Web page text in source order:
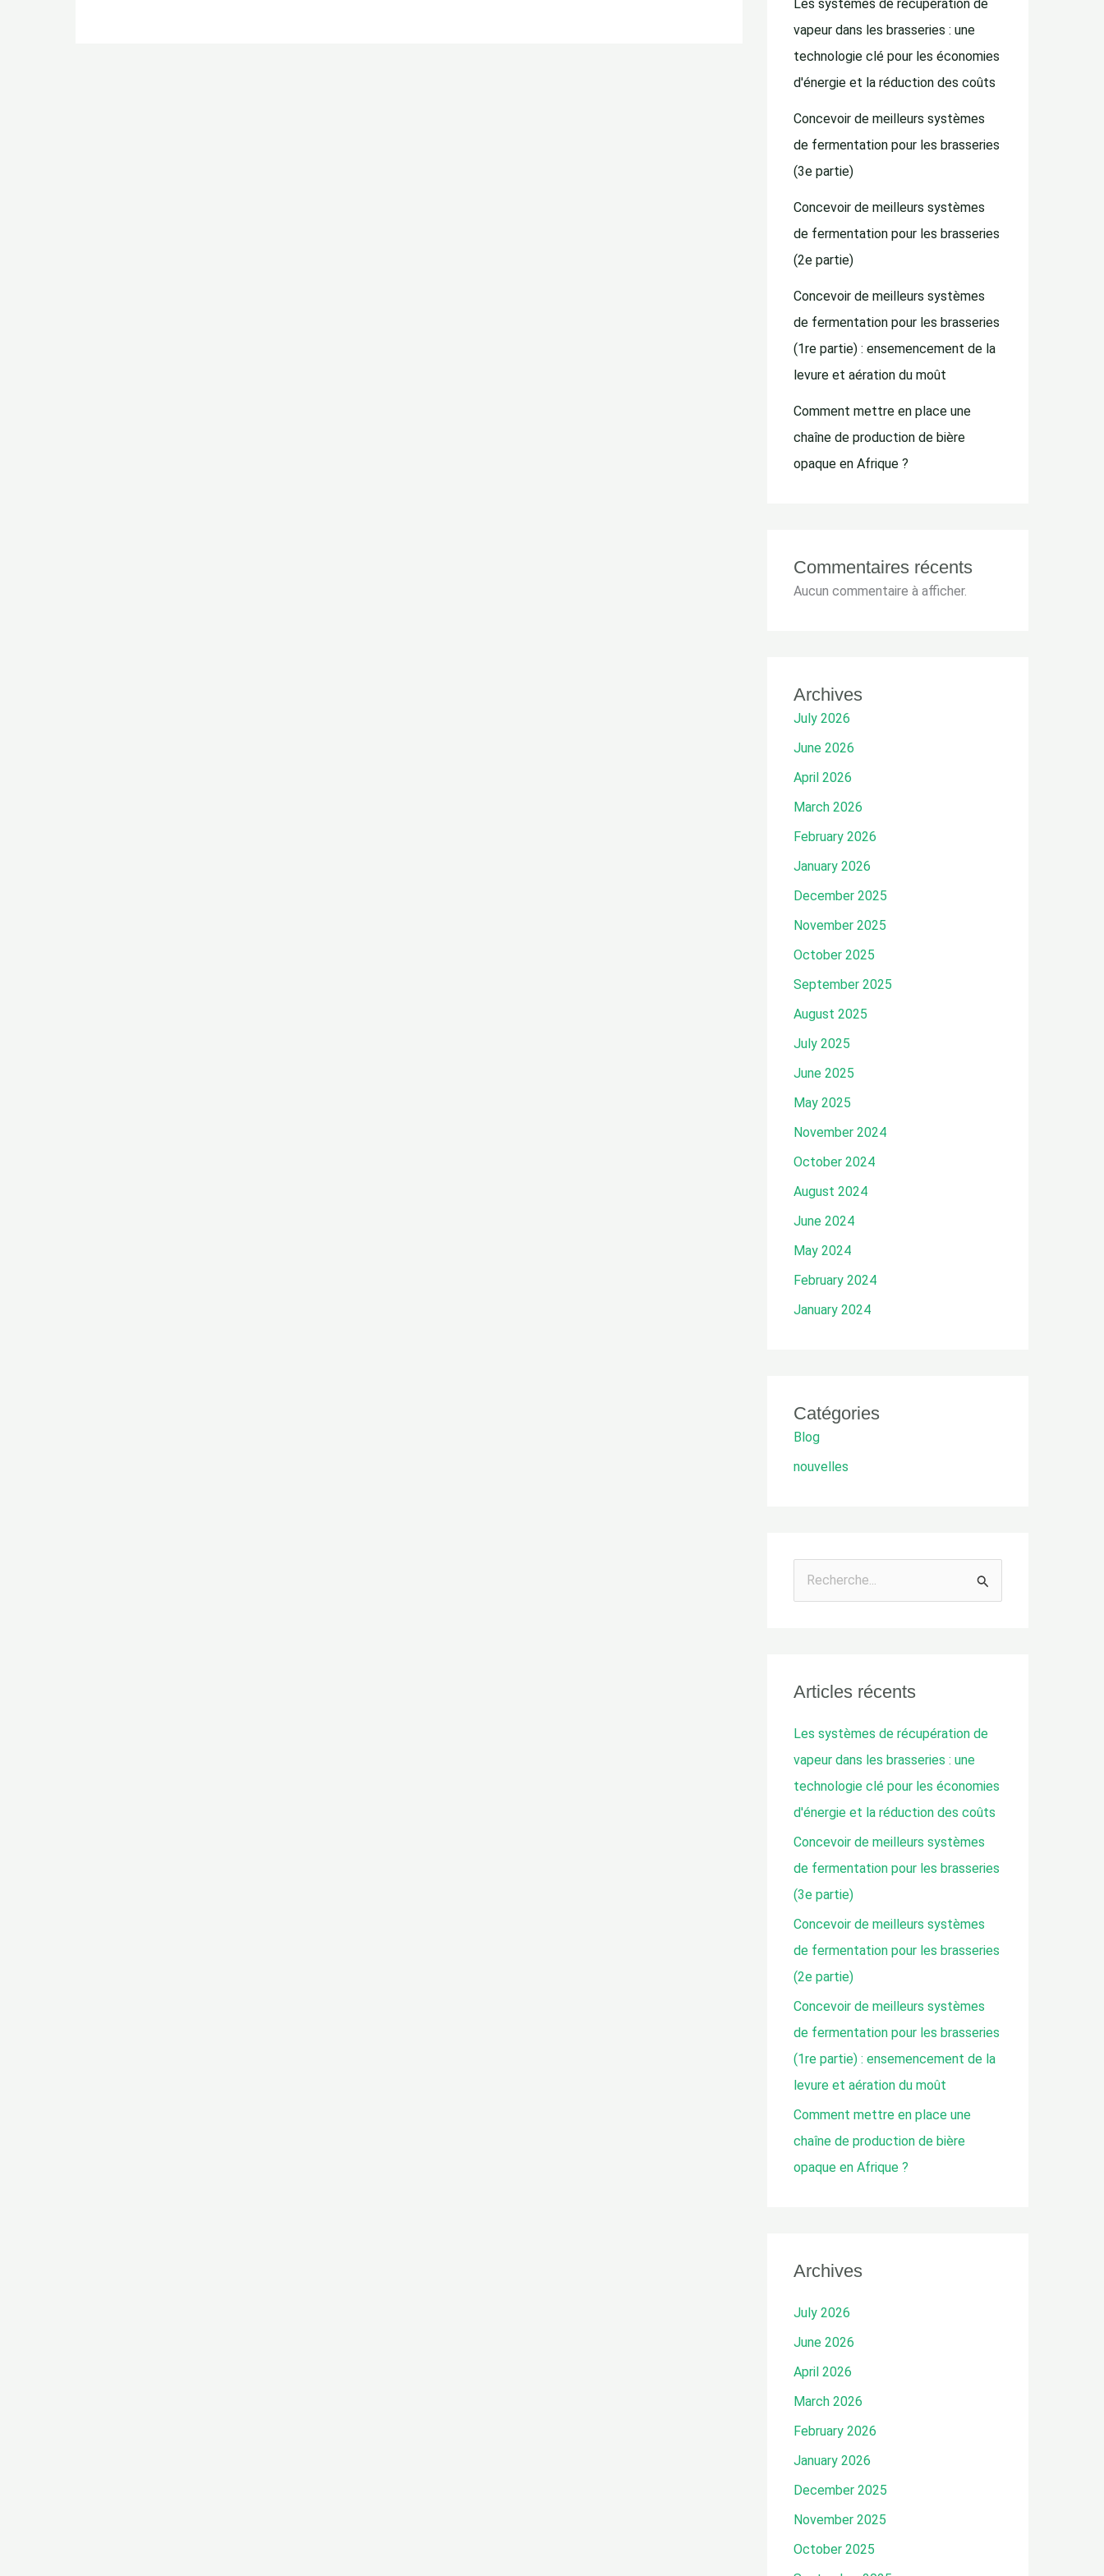
Les systèmes de récupération de
vapeur dans les brasseries : une
technologie clé pour les économies
d'énergie et la réduction des coûts
Concevoir de meilleurs systèmes
de fermentation pour les brasseries
(3e partie)
Concevoir de meilleurs systèmes
de fermentation pour les brasseries
(2e partie)
Concevoir de meilleurs systèmes
de fermentation pour les brasseries
(1re partie) : ensemencement de la
levure et aération du moût
Comment mettre en place une
chaîne de production de bière
opaque en Afrique ?
Commentaires récents
Aucun commentaire à afficher.
Archives
July 2026
June 2026
April 2026
March 2026
February 2026
January 2026
December 2025
November 2025
October 2025
September 2025
August 2025
July 2025
June 2025
May 2025
November 2024
October 2024
August 2024
June 2024
May 2024
February 2024
January 2024
Catégories
Blog
nouvelles
e
c
h
e
d
e
:
Articles récents
Les systèmes de récupération de
vapeur dans les brasseries : une
technologie clé pour les économies
d'énergie et la réduction des coûts
Concevoir de meilleurs systèmes
de fermentation pour les brasseries
(3e partie)
Concevoir de meilleurs systèmes
de fermentation pour les brasseries
(2e partie)
Concevoir de meilleurs systèmes
de fermentation pour les brasseries
(1re partie) : ensemencement de la
levure et aération du moût
Comment mettre en place une
chaîne de production de bière
opaque en Afrique ?
Archives
July 2026
June 2026
April 2026
March 2026
February 2026
January 2026
December 2025
November 2025
October 2025